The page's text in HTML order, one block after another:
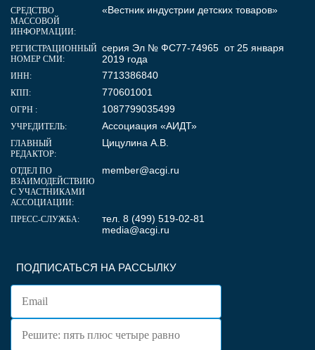
ПОДПИСАТЬСЯ НА РАССЫЛКУ
СРЕДСТВО
МАССОВОЙ
ИНФОРМАЦИИ:
«Вестник индустрии детских товаров»
РЕГИСТРАЦИОННЫЙ
НОМЕР СМИ:
серия Эл № ФС77-74965 от 25 января
2019 года
ИНН: 7713386840
КПП: 770601001
ОГРН : 1087799035499
УЧРЕДИТЕЛЬ: Ассоциация «АИДТ»
ГЛАВНЫЙ
РЕДАКТОР:
Цицулина А.В.
ОТДЕЛ ПО
ВЗАИМОДЕЙСТВИЮ
С УЧАСТНИКАМИ
АССОЦИАЦИИ:
member@acgi.ru
ПРЕСС-СЛУЖБА:
тел. 8 (499) 519-02-81
media@acgi.ru